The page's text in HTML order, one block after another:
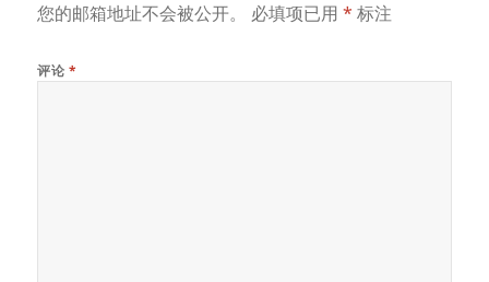
您的邮箱地址不会被公开。 必填项已用* 标注
评论 *